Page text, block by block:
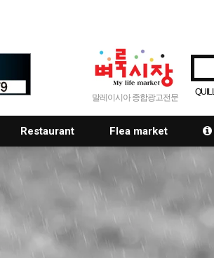
말레이시아 종합광고전문
Restaurant Flea market